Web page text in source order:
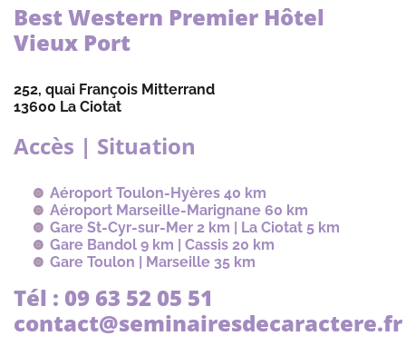
Best Western Premier Hôtel
Vieux Port
252, quai François Mitterrand
13600 La Ciotat
Accès | Situation
Aéroport Toulon-Hyères 40 km
Aéroport Marseille-Marignane 60 km
Gare St-Cyr-sur-Mer 2 km | La Ciotat 5 km
Gare Bandol 9 km | Cassis 20 km
Gare Toulon | Marseille 35 km
Tél : 09 63 52 05 51
contact@seminairesdecaractere.fr